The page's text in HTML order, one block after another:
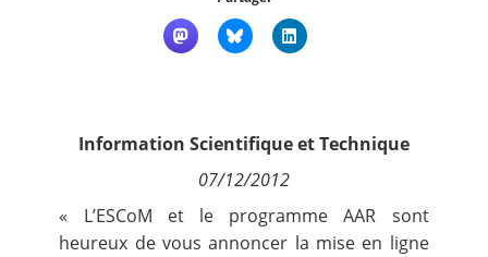
Nous suivre
Information Scientifique et Technique
07/12/2012
« L’ESCoM et le programme AAR sont
heureux de vous annoncer la mise en ligne